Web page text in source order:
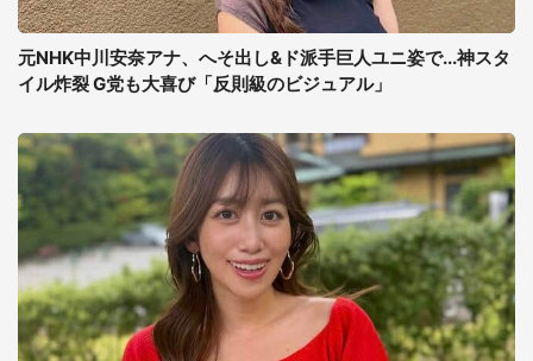
元NHK中川安奈アナ、へそ出し&ド派手巨人ユニ姿で...神スタ
イル炸裂 G党も大喜び「反則級のビジュアル」